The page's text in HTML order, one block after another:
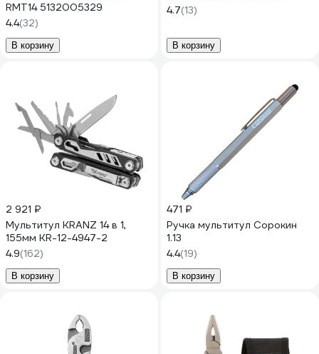
RMT14 5132005329
4.4(32)
В корзину
4.7(13)
В корзину
2 921 ₽
Мультитул KRANZ 14 в 1,
155мм KR-12-4947-2
4.9(162)
В корзину
471 ₽
Ручка мультитул Сорокин
1.13
4.4(19)
В корзину